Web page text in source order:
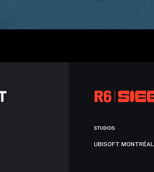
STUDIOS
UBISOFT MONTRÉAL